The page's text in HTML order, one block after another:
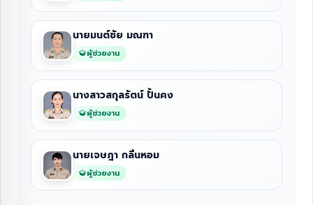
นายมนต์ชัย มณฑา
ผู้ช่วยงาน
นางสาวสกุลรัตน์ ปั้นคง
ผู้ช่วยงาน
นายเจษฎา กลิ่นหอม
ผู้ช่วยงาน